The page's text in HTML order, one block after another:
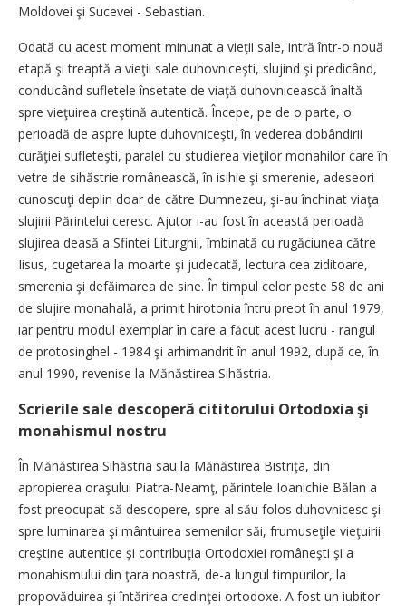
Moldovei şi Sucevei - Sebastian.
Odată cu acest moment minunat a vieţii sale, intră într-o nouă
etapă şi treaptă a vieţii sale duhovniceşti, slujind şi predicând,
conducând sufletele însetate de viaţă duhovnicească înaltă
spre vieţuirea creştină autentică. Începe, pe de o parte, o
perioadă de aspre lupte duhovniceşti, în vederea dobândirii
curăţiei sufleteşti, paralel cu studierea vieţilor monahilor care în
vetre de sihăstrie românească, în isihie şi smerenie, adeseori
cunoscuţi deplin doar de către Dumnezeu, şi-au închinat viaţa
slujirii Părintelui ceresc. Ajutor i-au fost în această perioadă
slujirea deasă a Sfintei Liturghii, îmbinată cu rugăciunea către
Iisus, cugetarea la moarte şi judecată, lectura cea ziditoare,
smerenia şi defăimarea de sine. În timpul celor peste 58 de ani
de slujire monahală, a primit hirotonia întru preot în anul 1979,
iar pentru modul exemplar în care a făcut acest lucru - rangul
de protosinghel - 1984 şi arhimandrit în anul 1992, după ce, în
anul 1990, revenise la Mănăstirea Sihăstria.
Scrierile sale descoperă cititorului Ortodoxia şi
monahismul nostru
În Mănăstirea Sihăstria sau la Mănăstirea Bistriţa, din
apropierea oraşului Piatra-Neamţ, părintele Ioanichie Bălan a
fost preocupat să descopere, spre al său folos duhovnicesc şi
spre luminarea şi mântuirea semenilor săi, frumuseţile vieţuirii
creştine autentice şi contribuţia Ortodoxiei româneşti şi a
monahismului din ţara noastră, de-a lungul timpurilor, la
propovăduirea şi întărirea credinţei ortodoxe. A fost un iubitor